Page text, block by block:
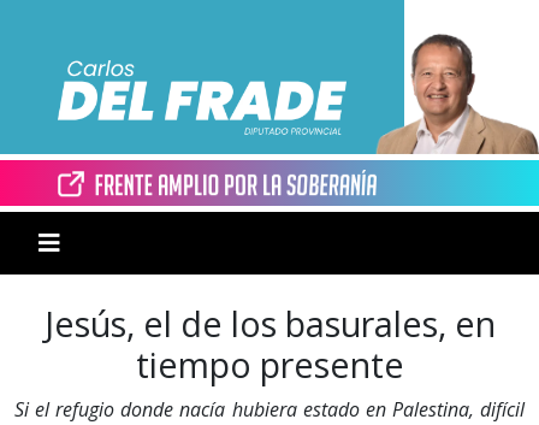
Jesús, el de los basurales, en
tiempo presente
Si el refugio donde nacía hubiera estado en Palestina, difícil